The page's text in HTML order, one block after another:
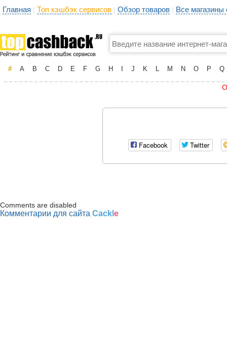
Главная | Топ кэшбэк сервисов | Обзор товаров | Все
# A B C D E F G H J K L M N O P Q
Facebook Twitter
Comments are disabled
Комментарии для сайта Cackl e